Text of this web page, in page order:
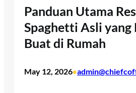
Panduan Utama
Spaghetti Asli yang
Buat di Rumah
May 12, 2026•